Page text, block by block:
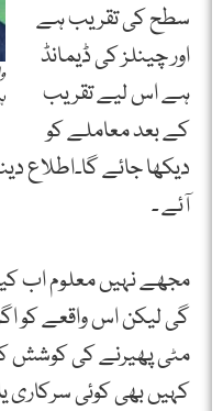
سطح کی تقریب ہے
اور چینلز کی ڈیمانڈ
ہے اس لیے تقریب
کے بعد معاملے کو
دیکھا جائے گا۔اطلاع
آئے ۔
مجھے نہیں معلوم اب
گی لیکن اس واقعے کو
مٹی پھیرنے کی کوشش
کہیں بھی کوئی سرکاری